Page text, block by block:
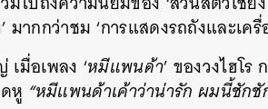
มากกว่าชม ‘การแสดงรถถังและเค
มื่อเพลง ‘หมีแพนด้า’ ของวงไฮโ
หู “หมีแพนด้าเค้าว่าน่ารัก ผมนี้ชักชั